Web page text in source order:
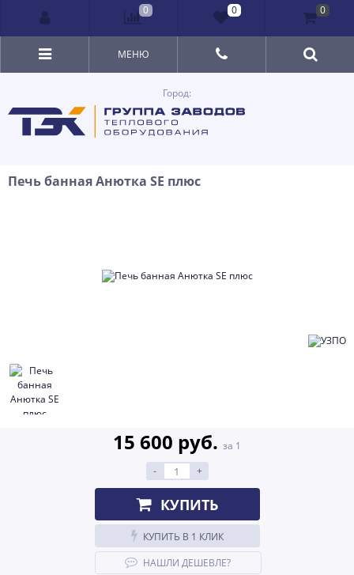
Город:
МЕНЮ
Печь банная Анютка SE плюс
15 600 руб. за 1
-
+
КУПИТЬ
КУПИТЬ В 1 КЛИК
НАШЛИ ДЕШЕВЛЕ?
0 0 0